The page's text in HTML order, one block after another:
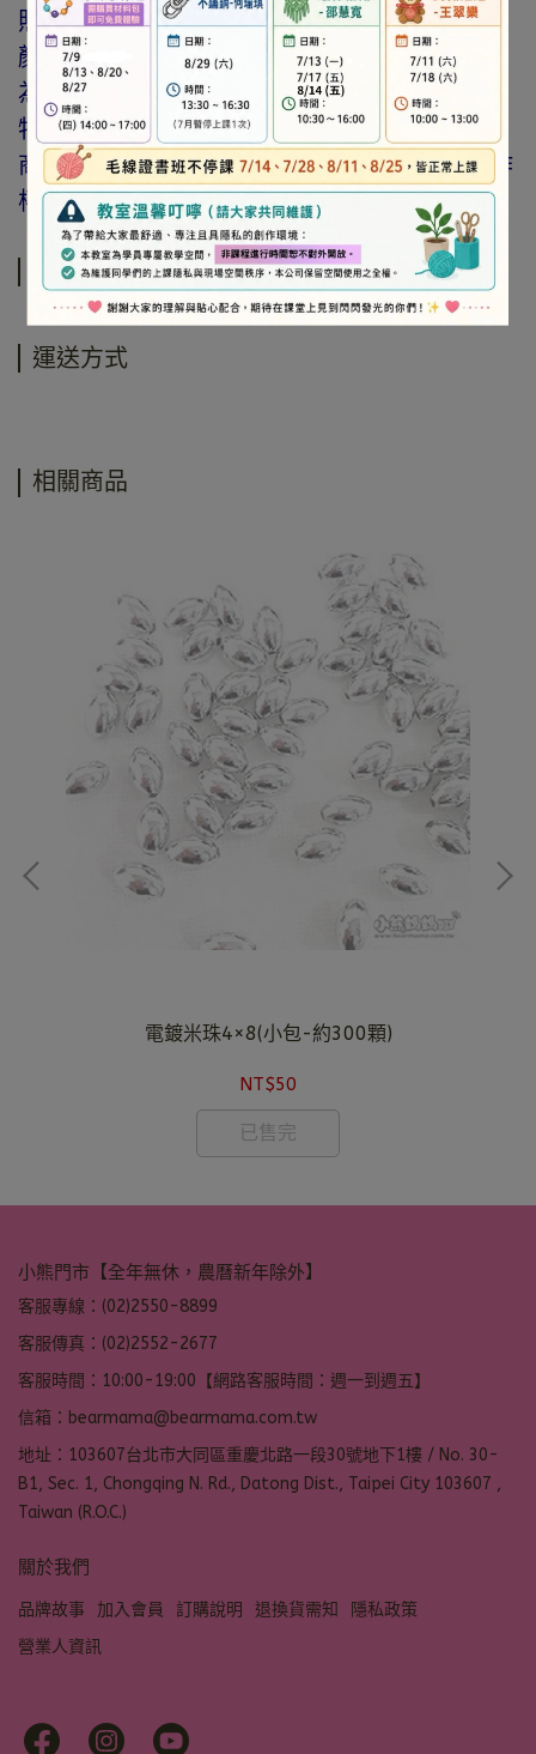
照片因拍攝光線與螢幕色差而有所差異，實際
顏色與網路呈現略有不同，將以實際出貨商品
為準。
特價品、客訂商品、毛線、緞帶、繩線、零碼
商品、工具、消耗性商品(如膠類…等)，與著作
權商品(如書籍…等)，恕不接受退換貨。
規格說明
運送方式
相關商品
電鍍米珠4×8(小包-約300顆)
NT$50
已售完
小熊門市【全年無休，農曆新年除外】
客服專線：(02)2550-8899
客服傳真：(02)2552-2677
客服時間：10:00-19:00【網路客服時間：週一到週五】
信箱：bearmama@bearmama.com.tw
地址：103607台北市大同區重慶北路一段30號地下1樓 / No. 30-
B1, Sec. 1, Chongqing N. Rd., Datong Dist., Taipei City 103607 ,
Taiwan (R.O.C.)
關於我們
品牌故事 加入會員 訂購說明 退換貨需知
隱私政策
營業人資訊